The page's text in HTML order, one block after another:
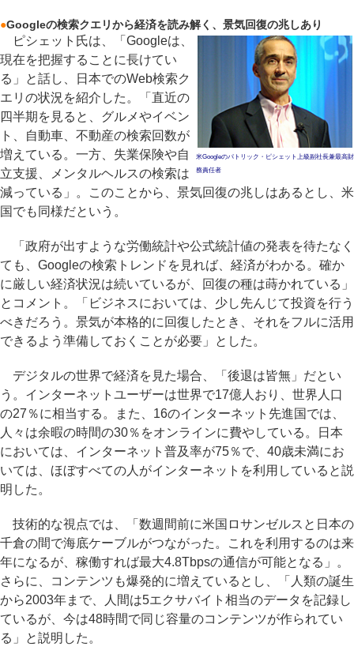
●Googleの検索クエリから経済を読み解く、景気回復の兆しあり
米Googleのパトリック・ピシェット上級副社長兼最高財
務責任者
ピシェット氏は、「Googleは、
現在を把握することに長けてい
る」と話し、日本でのWeb検索ク
エリの状況を紹介した。「直近の
四半期を見ると、グルメやイベン
ト、自動車、不動産の検索回数が
増えている。一方、失業保険や自
立支援、メンタルヘルスの検索は
減っている」。このことから、景気回復の兆しはあるとし、米
国でも同様だという。
「政府が出すような労働統計や公式統計値の発表を待たなく
ても、Googleの検索トレンドを見れば、経済がわかる。確か
に厳しい経済状況は続いているが、回復の種は蒔かれている」
とコメント。「ビジネスにおいては、少し先んじて投資を行う
べきだろう。景気が本格的に回復したとき、それをフルに活用
できるよう準備しておくことが必要」とした。
デジタルの世界で経済を見た場合、「後退は皆無」だとい
う。インターネットユーザーは世界で17億人おり、世界人口
の27％に相当する。また、16のインターネット先進国では、
人々は余暇の時間の30％をオンラインに費やしている。日本
においては、インターネット普及率が75％で、40歳未満にお
いては、ほぼすべての人がインターネットを利用していると説
明した。
技術的な視点では、「数週間前に米国ロサンゼルスと日本の
千倉の間で海底ケーブルがつながった。これを利用するのは来
年になるが、稼働すれば最大4.8Tbpsの通信が可能となる」。
さらに、コンテンツも爆発的に増えているとし、「人類の誕生
から2003年まで、人間は5エクサバイト相当のデータを記録し
ているが、今は48時間で同じ容量のコンテンツが作られてい
る」と説明した。